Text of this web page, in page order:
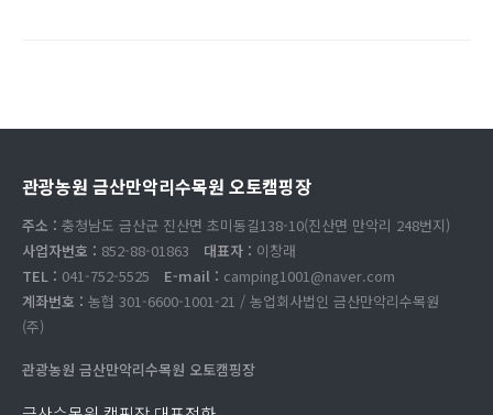
관광농원 금산만악리수목원 오토캠핑장
주소 : 충청남도 금산군 진산면 초미동길138-10(진산면 만악리 248번지)
사업자번호 : 852-88-01863 대표자 : 이창래
TEL : 041-752-5525 E-mail : camping1001@naver.com
계좌번호 : 농협 301-6600-1001-21 / 농업회사법인 금산만악리수목원
(주)
관광농원 금산만악리수목원 오토캠핑장